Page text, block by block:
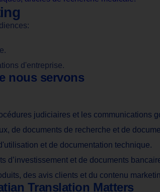
d'entreprise.
nous servons
judiciaires et les communications
de documents de recherche et de
et de documentation technique.
d’investissement et de documents
des avis clients et du contenu
Translation Matters